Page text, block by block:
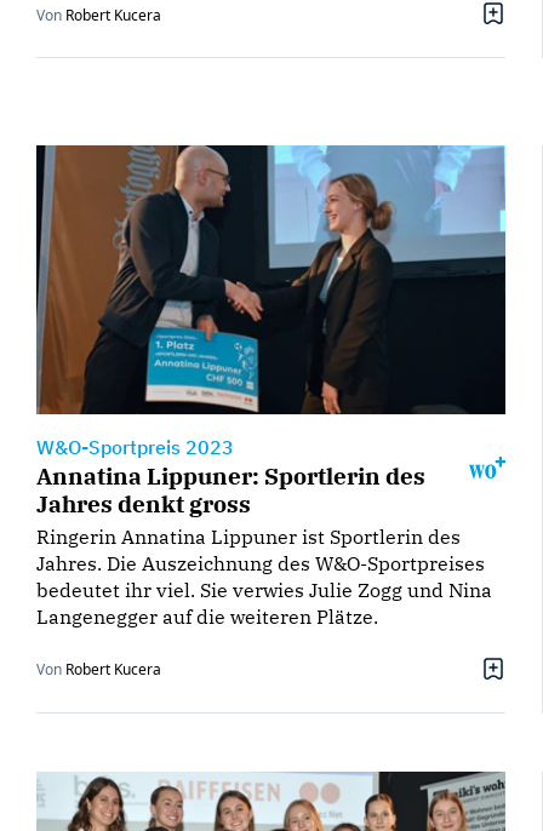
Von Robert Kucera
W&O-Sportpreis 2023
Annatina Lippuner: Sportlerin des
Jahres denkt gross
Ringerin Annatina Lippuner ist Sportlerin des
Jahres. Die Auszeichnung des W&O-Sportpreises
bedeutet ihr viel. Sie verwies Julie Zogg und Nina
Langenegger auf die weiteren Plätze.
Von Robert Kucera